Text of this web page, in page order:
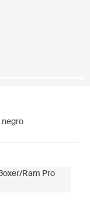
Ram Pro